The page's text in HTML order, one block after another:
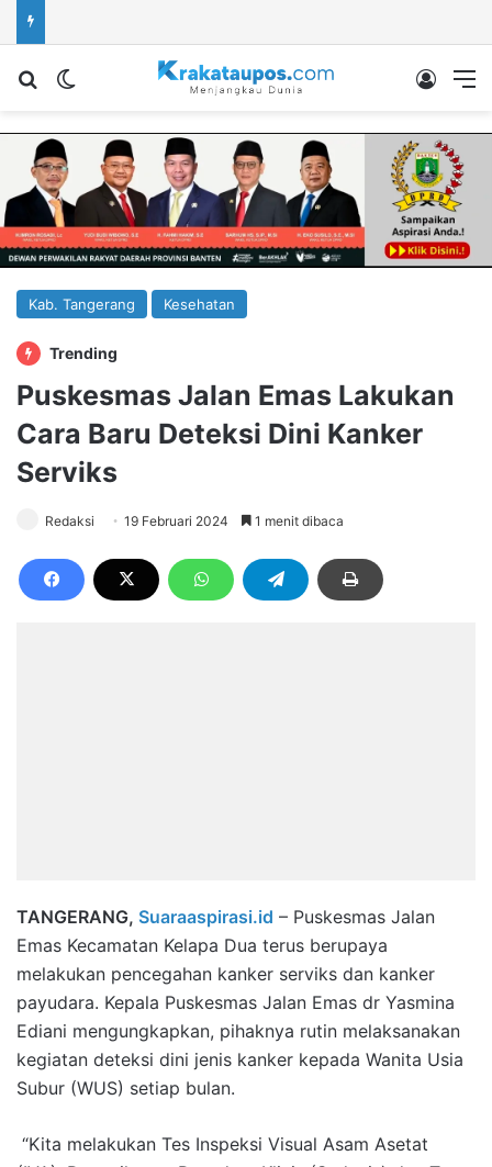
Cari berita...Switch skin Log In
Kab. Tangerang Kesehatan
Trending
Puskesmas Jalan Emas Lakukan
Cara Baru Deteksi Dini Kanker
Serviks
Redaksi 19 Februari 2024 1 menit dibaca
TANGERANG, Suaraaspirasi.id – Puskesmas Jalan
Emas Kecamatan Kelapa Dua terus berupaya
melakukan pencegahan kanker serviks dan kanker
payudara. Kepala Puskesmas Jalan Emas dr Yasmina
Ediani mengungkapkan, pihaknya rutin melaksanakan
kegiatan deteksi dini jenis kanker kepada Wanita Usia
Subur (WUS) setiap bulan.
“Kita melakukan Tes Inspeksi Visual Asam Asetat